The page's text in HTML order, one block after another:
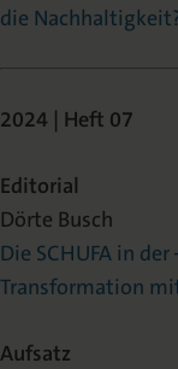
die
2024 | Heft 07
Editorial
Dörte Busch
Die SCHUFA in
Transformation
Aufsatz